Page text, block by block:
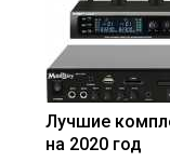
Лучшие
на 2020 год